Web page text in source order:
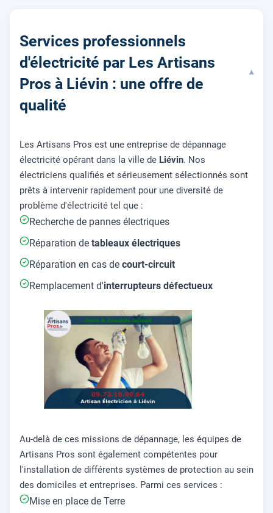
Services professionnels
d'électricité par Les Artisans
Pros à Liévin : une offre de
qualité
▾
Les Artisans Pros est une entreprise de dépannage
électricité opérant dans la ville de Liévin. Nos
électriciens qualifiés et sérieusement sélectionnés sont
prêts à intervenir rapidement pour une diversité de
problème d'électricité tel que :
Recherche de pannes électriques
Réparation de tableaux électriques
Réparation en cas de court-circuit
Remplacement d'interrupteurs défectueux
Au-delà de ces missions de dépannage, les équipes de
Artisans Pros sont également compétentes pour
l'installation de différents systèmes de protection au sein
des domiciles et entreprises. Parmi ces services :
Mise en place de Terre